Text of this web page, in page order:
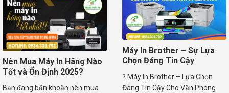
Máy In Brother – Sự Lựa
Chọn Đáng Tin Cậy
?️ Máy In Brother – Lựa Chọn
Đáng Tin Cậy Cho Văn Phòng
Nên Mua Máy In Hãng Nào
Tốt và Ổn Định 2025?
Bạn đang băn khoăn nên mua